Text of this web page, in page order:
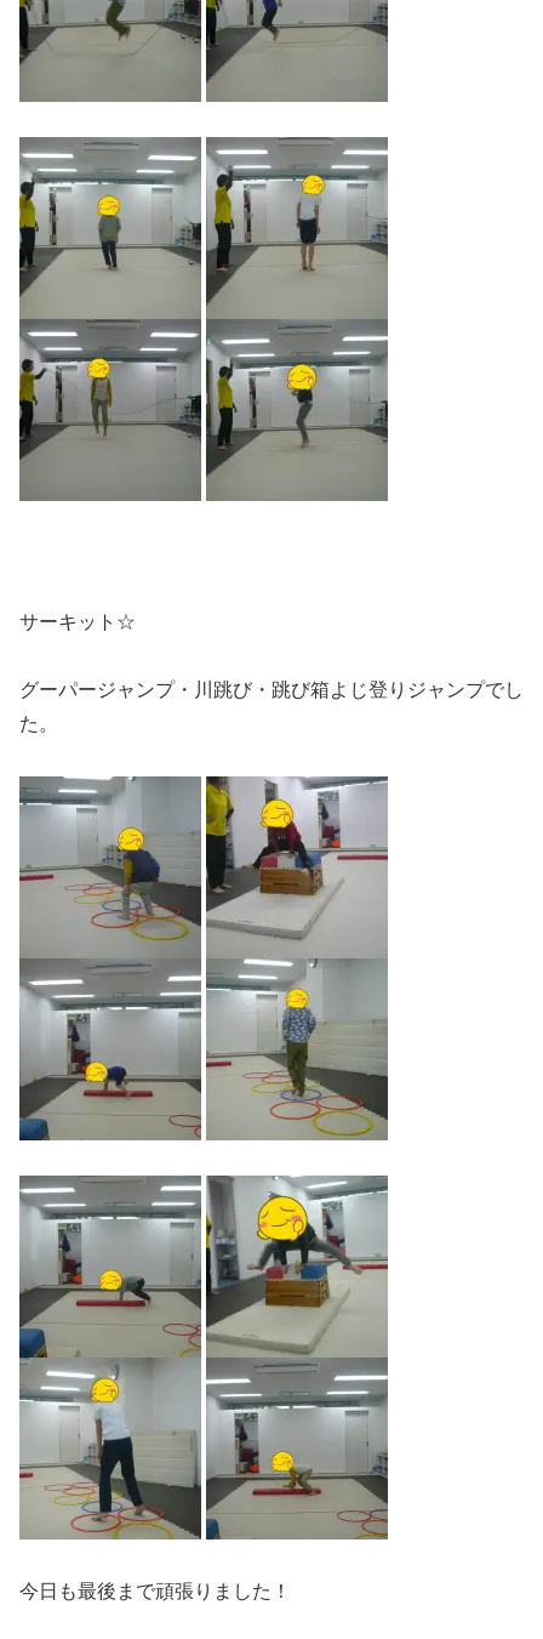
サーキット☆
グーパージャンプ・川跳び・跳び箱よじ登りジャンプでし
た。
今日も最後まで頑張りました！